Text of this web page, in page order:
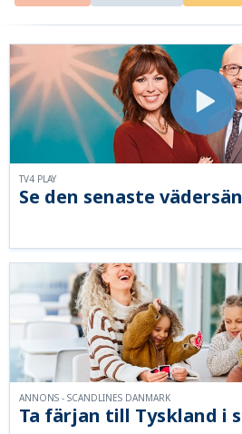
Se den senaste
TV4 PLAY
Ta färjan till Tyskland i
ANNONS - SCANDLINES DANMARK